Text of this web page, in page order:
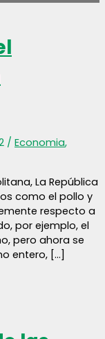
/ Economia,
La República
como el pollo y
respecto a
por ejemplo, el
pero ahora se
entero, […]